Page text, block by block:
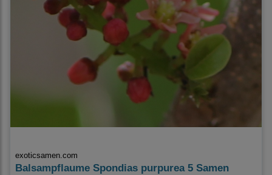
exoticsamen.com
Balsampflaume Spondias purpurea 5 Samen